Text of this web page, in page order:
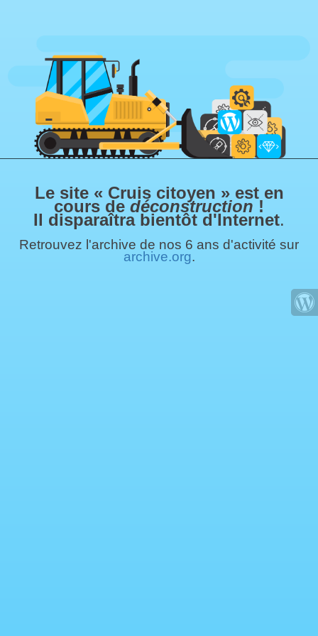
Le site « Cruis citoyen » est en
cours de déconstruction !
Il disparaîtra bientôt d'Internet.
Retrouvez l'archive de nos 6 ans d'activité sur
archive.org.